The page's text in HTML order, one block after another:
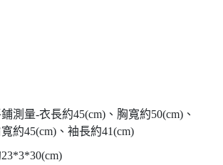
測量-衣長約45(cm)、胸寬約50(cm)、
約45(cm)、袖長約41(cm)